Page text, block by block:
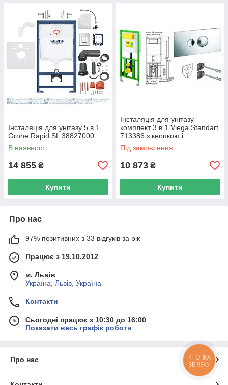
Інсталяція для унітазу 5 в 1
Grohe Rapid SL 38827000
В наявності
14 855 ₴
Купити
Інсталяція для унітазу
комплект 3 в 1 Viega Standart
713386 з кнопкою і
кріпленнями
Під замовлення
10 873 ₴
Купити
Про нас
97% позитивних з 33 відгуків за рік
Працює з 19.10.2012
м. Львів
Україна, Львів, Україна
Контакти
Сьогодні працює з 10:30 до 16:00
Показати весь графік роботи
Про нас
КНОПКА
ЗВ'ЯЗКУ